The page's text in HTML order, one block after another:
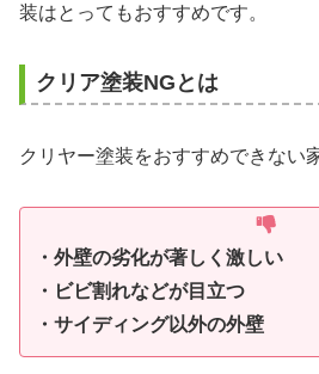
装はとってもおすすめです。
クリア塗装NGとは
クリヤー塗装をおすすめできない
・外壁の劣化が著しく激しい
・ビビ割れなどが目立つ
・サイディング以外の外壁